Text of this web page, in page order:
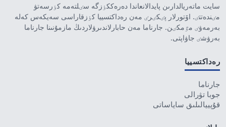
سايت ماتەريالدارىن پايدالانعاندا دەرەككٶزگە سٸلتەمە كٶرسەتۋ
مٸندەتتٸ. اۆتورلار پٸكٸرٸ مەن رەداكتسييا كٶزقاراسى سەيكەس كەلە
بەرمەۋٸ مٷمكٸن. جارناما مەن حابارلاندىرۋلاردىڭ مازمۇنىنا جارناما
بەرۋشٸ جاۋاپتى.
رەداكتسييا
جارناما
جوبا تۋرالى
قۇپييالىلىق ساياساتى